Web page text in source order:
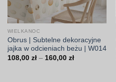
WIELKANOC
Obrus | Subtelne dekoracyjne
jajka w odcieniach beżu | W014
108,00 zł – 160,00 złZakres